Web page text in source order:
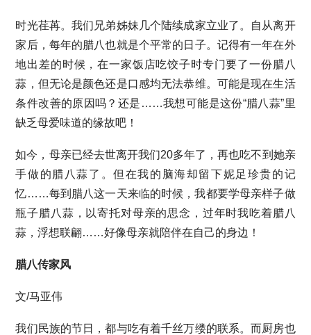
时光荏苒。我们兄弟姊妹几个陆续成家立业了。自从离开
家后，每年的腊八也就是个平常的日子。记得有一年在外
地出差的时候，在一家饭店吃饺子时专门要了一份腊八
蒜，但无论是颜色还是口感均无法恭维。可能是现在生活
条件改善的原因吗？还是……我想可能是这份“腊八蒜”里
缺乏母爱味道的缘故吧！
如今，母亲已经去世离开我们20多年了，再也吃不到她亲
手做的腊八蒜了。但在我的脑海却留下妮足珍贵的记
忆……每到腊八这一天来临的时候，我都要学母亲样子做
瓶子腊八蒜，以寄托对母亲的思念，过年时我吃着腊八
蒜，浮想联翩……好像母亲就陪伴在自己的身边！
腊八传家风
文/马亚伟
我们民族的节日，都与吃有着千丝万缕的联系。而厨房也